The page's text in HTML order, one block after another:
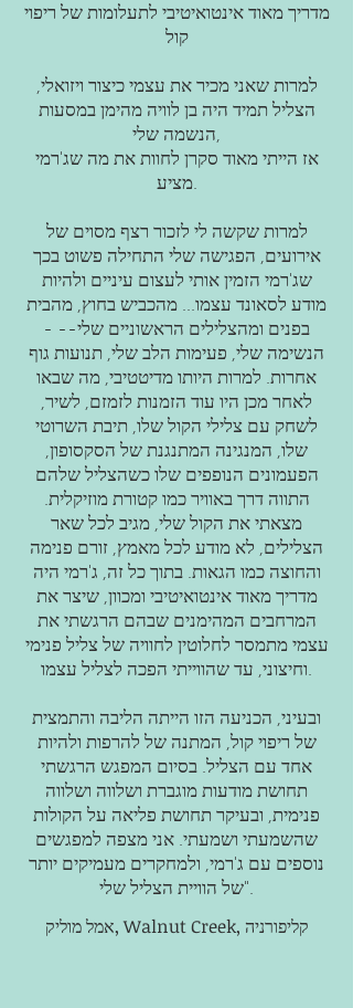
מדריך מאוד אינטואיטיבי לתעלומות של ריפוי
קול
למרות שאני מכיר את עצמי כיצור ויזואלי,
הצליל תמיד היה בן לוויה מהימן במסעות
הנשמה שלי,
אז הייתי מאוד סקרן לחוות את מה שג'רמי
מציע.
למרות שקשה לי לזכור רצף מסוים של
אירועים, הפגישה שלי התחילה פשוט בכך
שג'רמי הזמין אותי לעצום עיניים ולהיות
מודע לסאונד עצמו... מהכביש בחוץ, מהבית
בפנים ומהצלילים הראשוניים שלי-- -
הנשימה שלי, פעימות הלב שלי, תנועות גוף
אחרות. למרות היותו מדיטטיבי, מה שבאו
לאחר מכן היו עוד הזמנות לזמזם, לשיר,
לשחק עם צלילי הקול שלו, תיבת השרוטי
שלו, המנגינה המתנגנת של הסקסופון,
הפעמונים הנופפים שלו כשהצליל שלהם
התווה דרך באוויר כמו קטורת מוזיקלית.
מצאתי את הקול שלי, מגיב לכל שאר
הצלילים, לא מודע לכל מאמץ, זורם פנימה
והחוצה כמו הגאות. בתוך כל זה, ג'רמי היה
מדריך מאוד אינטואיטיבי ומכוון, שיצר את
המרחבים המהימנים שבהם הרגשתי את
עצמי מתמסר לחלוטין לחוויה של צליל פנימי
וחיצוני, עד שהווייתי הפכה לצליל עצמו.
ובעיני, הכניעה הזו הייתה הליבה והתמצית
של ריפוי קול, המתנה של להרפות ולהיות
אחד עם הצליל. בסיום המפגש הרגשתי
תחושת מודעות מוגברת ושלווה ושלווה
פנימית, ובעיקר תחושת פליאה על הקולות
שהשמעתי ושמעתי. אני מצפה למפגשים
נוספים עם ג'רמי, ולמחקרים מעמיקים יותר
של הוויית הצליל שלי".
אמל מוליק, Walnut Creek, קליפורניה